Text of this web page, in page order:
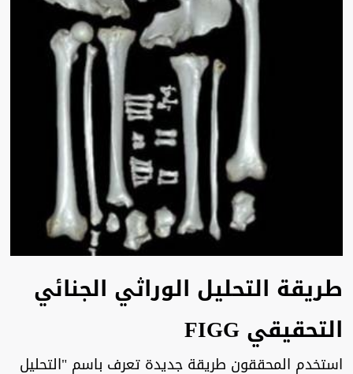
طريقة التحليل الوراثي الجنائي
التحقيقي FIGG
استخدم المحققون طريقة جديدة تعرف باسم "التحليل